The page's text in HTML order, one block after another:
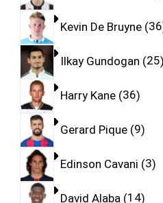
Kevin De Bruyne 36
Ilkay Gundogan 25
Harry Kane 36
Gerard Pique 9
Edinson Cavani 3
David Alaba 14